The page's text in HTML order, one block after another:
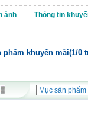
ảnh Thông tin
phẩm khuyến mãi(1/0